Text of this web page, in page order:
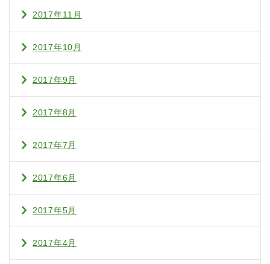
2017年11月
2017年10月
2017年9月
2017年8月
2017年7月
2017年6月
2017年5月
2017年4月